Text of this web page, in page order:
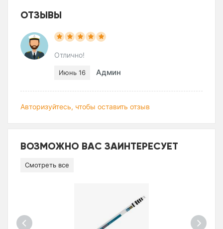
ОТЗЫВЫ
Отлично!
Июнь 16 Админ
Авторизуйтесь, чтобы оставить отзыв
ВОЗМОЖНО ВАС ЗАИНТЕРЕСУЕТ
Смотреть все